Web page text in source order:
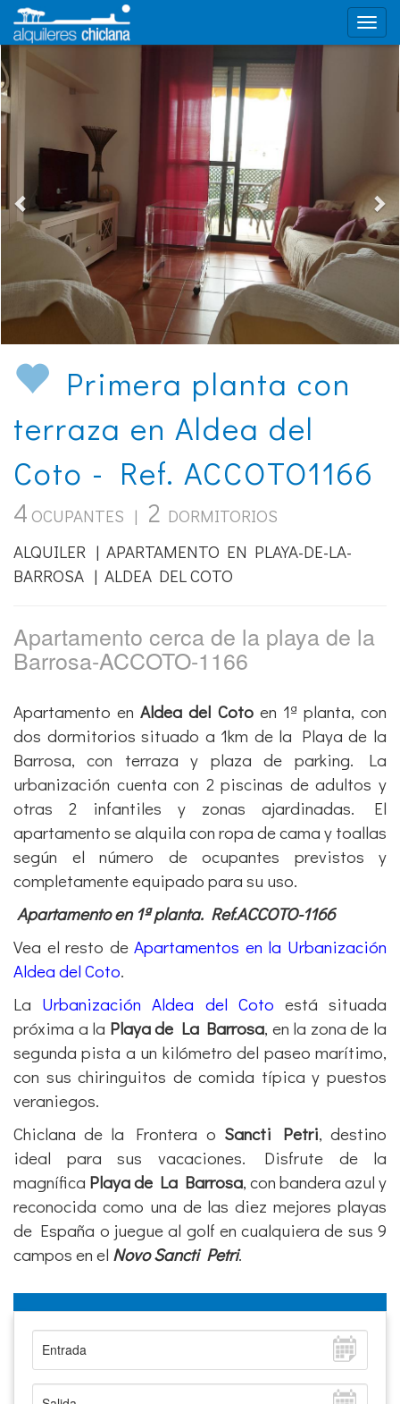
Primera planta con
terraza en Aldea del
Coto - Ref. ACCOTO1166
4 OCUPANTES | 2 DORMITORIOS
ALQUILER | APARTAMENTO EN PLAYA-DE-LA-
BARROSA | ALDEA DEL COTO
Apartamento cerca de la playa de la
Barrosa-ACCOTO-1166
Apartamento enAldea del Cotoen 1ª planta, con
dos dormitorios situado a 1km de la Playa de la
Barrosa, con terraza y plaza de parking. La
urbanización cuenta con 2 piscinas de adultos y
otras 2 infantiles y zonas ajardinadas. El
apartamento se alquila con ropa de cama y toallas
según el número de ocupantes previstos y
completamente equipado para su uso.
Apartamento en 1ª planta. Ref.ACCOTO-1166
Vea el resto deApartamentos en la Urbanización
Aldea del Coto.
La Urbanización Aldea del Coto está situada
próxima a la Playa de La Barrosa, en la zona de la
segunda pista a un kilómetro del paseo marítimo,
con sus chiringuitos de comida típica y puestos
veraniegos.
Chiclana de la Frontera o Sancti Petri, destino
ideal para sus vacaciones. Disfrute de la
magnífica Playa de La Barrosa, con bandera azul y
reconocida como una de las diez mejores playas
de España o juegue al golf en cualquiera de sus 9
campos en el Novo Sancti Petri.